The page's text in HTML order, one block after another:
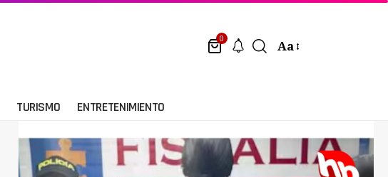
0 Aa
TURISMO ENTRETENIMIENTO